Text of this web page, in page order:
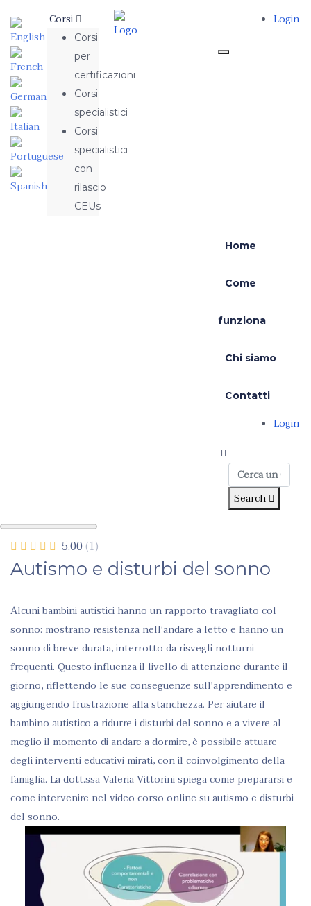
Corsi
Corsi
per
certificazioni
Corsi
specialistici
Corsi
specialistici
con
rilascio
CEUs
Login
Home
Come
funziona
Chi siamo
Contatti
Login
Search
5.00 (1)
Autismo e disturbi del sonno
Alcuni bambini autistici hanno un rapporto travagliato col
sonno: mostrano resistenza nell’andare a letto e hanno un
sonno di breve durata, interrotto da risvegli notturni
frequenti. Questo influenza il livello di attenzione durante il
giorno, riflettendo le sue conseguenze sull’apprendimento e
aggiungendo frustrazione alla stanchezza. Per aiutare il
bambino autistico a ridurre i disturbi del sonno e a vivere al
meglio il momento di andare a dormire, è possibile attuare
degli interventi educativi mirati, con il coinvolgimento della
famiglia. La dott.ssa Valeria Vittorini spiega come prepararsi e
come intervenire nel video corso online su autismo e disturbi
del sonno.